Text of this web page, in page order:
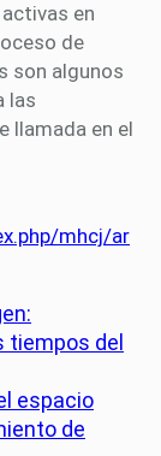
en
de
son algunos
las
llamada en el
mhcj/ar
tiempos del
espacio
de